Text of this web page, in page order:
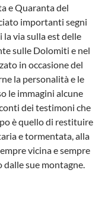
e Quaranta del
importanti segni
via sulla est delle
sulle Dolomiti e nel
in occasione del
la personalità e le
le immagini alcune
dei testimoni che
è quello di restituire
e tormentata, alla
vicina e sempre
dalle sue montagne.